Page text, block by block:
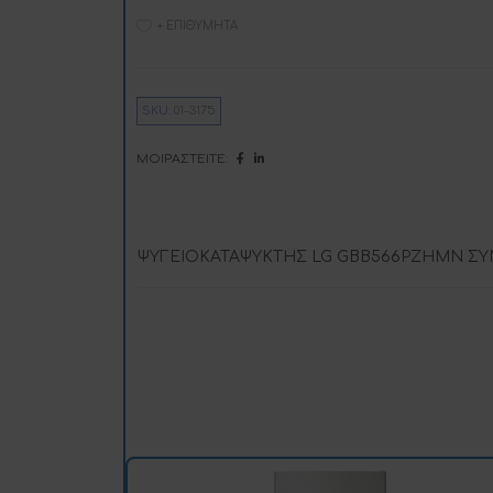
+ ΕΠΙΘΥΜΗΤΆ
SKU:
ΜΟΙΡΑΣΤΕΊΤΕ:
ΨΥΓΕΙΟΚΑΤΑΨΥΚΤΗΣ LG GBB566PZHMN